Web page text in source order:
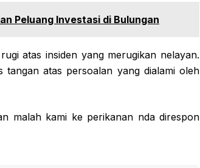
Peluang Investasi di Bulungan
atas insiden yang merugikan nelayan.
tangan atas persoalan yang dialami oleh
malah kami ke perikanan nda direspon